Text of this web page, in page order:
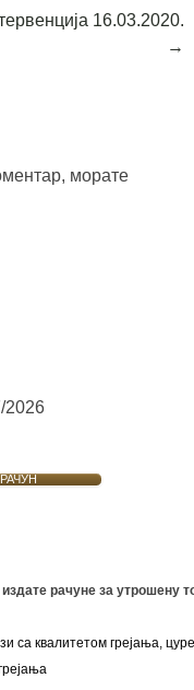
16.03.2020.
→
морате
2026
рачуне за утрошену
са квалитетом грејања,